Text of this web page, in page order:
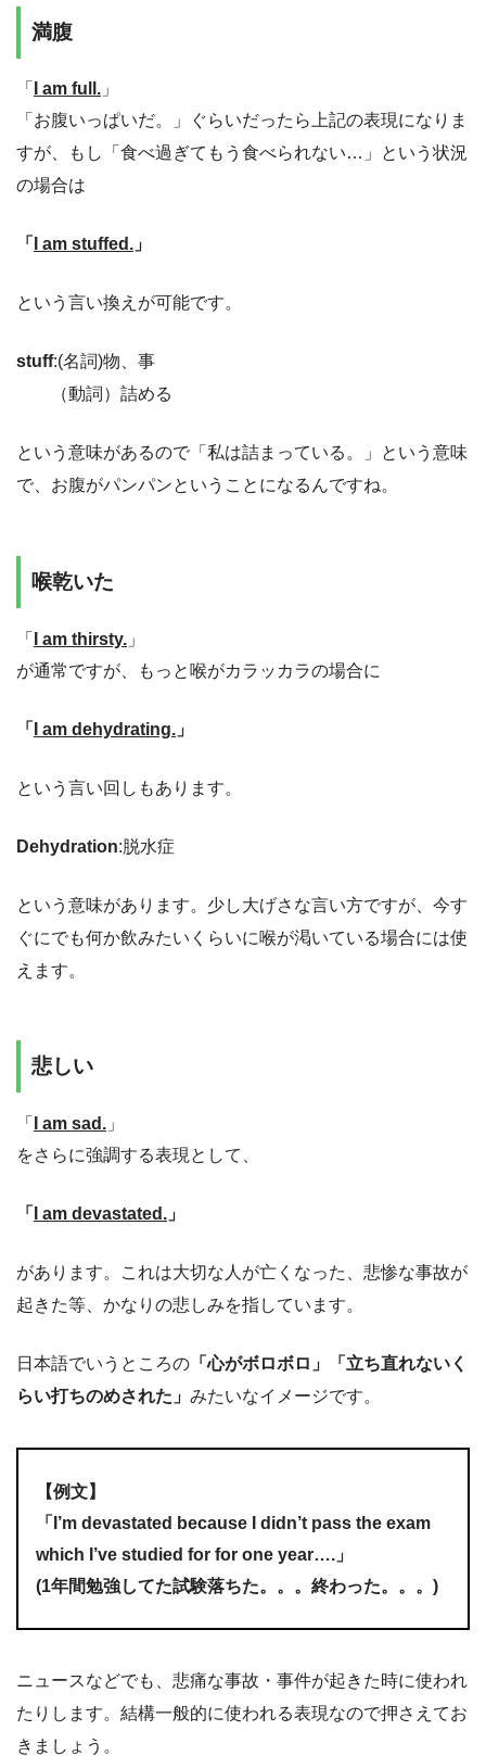
満腹
「 I am full. 」
「お腹いっぱいだ。」ぐらいだったら上記の表現になりま
すが、もし「食べ過ぎてもう食べられない…」という状況
の場合は
「 I am stuffed. 」
という言い換えが可能です。
stuff:(名詞)物、事
（動詞）詰める
という意味があるので「私は詰まっている。」という意味
で、お腹がパンパンということになるんですね。
喉乾いた
「 I am thirsty. 」
が通常ですが、もっと喉がカラッカラの場合に
「 I am dehydrating. 」
という言い回しもあります。
Dehydration:脱水症
という意味があります。少し大げさな言い方ですが、今す
ぐにでも何か飲みたいくらいに喉が渇いている場合には使
えます。
悲しい
「 I am sad. 」
をさらに強調する表現として、
「 I am devastated. 」
があります。これは大切な人が亡くなった、悲惨な事故が
起きた等、かなりの悲しみを指しています。
日本語でいうところの 「心がボロボロ」「立ち直れないく
らい打ちのめされた」 みたいなイメージです。
【例文】
「I’m devastated because I didn’t pass the exam
which I’ve studied for for one year….」
(1年間勉強してた試験落ちた。。。終わった。。。)
ニュースなどでも、悲痛な事故・事件が起きた時に使われ
たりします。結構一般的に使われる表現なので押さえてお
きましょう。